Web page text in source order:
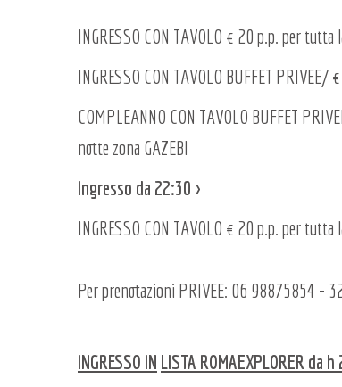
INGRESSO CON TAVOLO € 20 p.p. per tutta
INGRESSO CON TAVOLO BUFFET
COMPLEANNO CON TAVOLO BUFFET
notte zona GAZEBI
Ingresso da 22:30 >
INGRESSO CON TAVOLO € 20 p.p. per tutta
Per prenotazioni PRIVEE: 06 98875854 -
INGRESSO IN LISTA ROMAEXPLORER da